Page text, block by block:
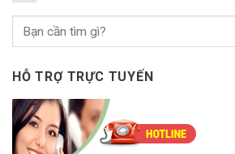
Sóng
HỖ TRỢ TRỰC TUYẾN